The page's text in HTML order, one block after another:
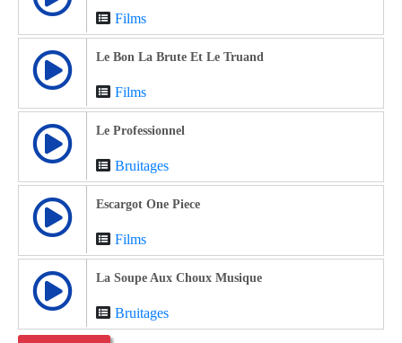
Films
Le Bon La Brute Et Le Truand
Films
Le Professionnel
Bruitages
Escargot One Piece
Films
La Soupe Aux Choux Musique
Bruitages